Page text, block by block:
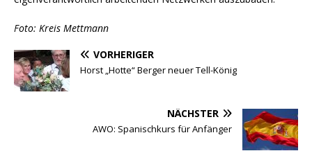
Foto: Kreis Mettmann
VORHERIGER
Horst „Hotte“ Berger neuer Tell-König
NÄCHSTER
AWO: Spanischkurs für Anfänger